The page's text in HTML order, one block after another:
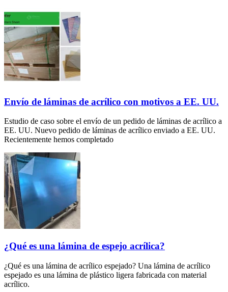
Envío de láminas de acrílico con motivos a EE. UU.
Estudio de caso sobre el envío de un pedido de láminas de acrílico a
EE. UU. Nuevo pedido de láminas de acrílico enviado a EE. UU.
Recientemente hemos completado
¿Qué es una lámina de espejo acrílica?
¿Qué es una lámina de acrílico espejado? Una lámina de acrílico
espejado es una lámina de plástico ligera fabricada con material
acrílico.